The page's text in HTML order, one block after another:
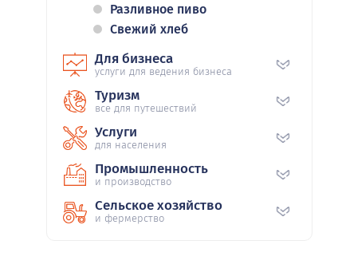
Разливное пиво
Свежий хлеб
Для бизнеса
услуги для ведения бизнеса
Туризм
все для путешествий
Услуги
для населения
Промышленность
и производство
Сельское хозяйство
и фермерство